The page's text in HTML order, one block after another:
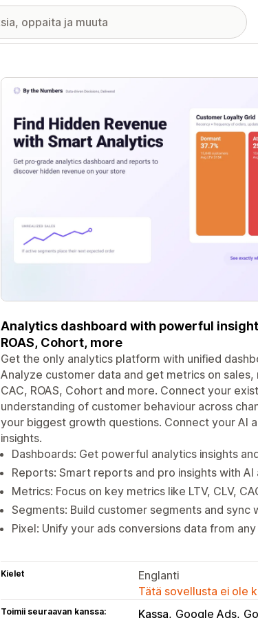
Esittelykuvagalleria
Analytics dashboard with powerful
ROAS, Cohort, more
Get the only analytics platform with unified
Analyze customer data and get metrics on
CAC, ROAS, Cohort and more. Connect your
understanding of customer behaviour across
your biggest growth questions. Connect your AI
insights.
Dashboards: Get powerful analytics insights
Reports: Smart reports and pro insights with
Metrics: Focus on key metrics like LTV, CLV,
Segments: Build customer segments and sync
Pixel: Unify your ads conversions data from
Kielet
Englanti
Tätä sovellusta ei ole
Toimii seuraavan kanssa: Kassa Google Ads